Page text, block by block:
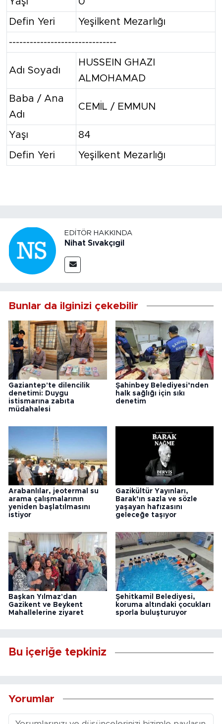
Defin Yeri Yeşilkent Mezarlığı
-------------------------------
Adı Soyadı
HUSSEIN GHAZI
ALMOHAMAD
Baba / Ana
Adı
CEMİL / EMMUN
Yaşı 84
Defin Yeri Yeşilkent Mezarlığı
EDITÖR HAKKINDA
Nihat Sıvakçıgil
Bunlar da ilginizi çekebilir
Gaziantep'te dilencilik
denetimi: Duygu
istismarına zabıta
müdahalesi
Şahinbey Belediyesi’nden
halk sağlığı için sıkı
denetim
Arabanlılar, jeotermal su
arama çalışmalarının
yeniden başlatılmasını
istiyor
Gazikültür Yayınları,
Barak’ın sazla ve sözle
yaşayan hafızasını
geleceğe taşıyor
Başkan Yılmaz'dan
Gazikent ve Beykent
Mahallelerine ziyaret
Şehitkamil Belediyesi,
koruma altındaki çocukları
sporla buluşturuyor
Bu içeriğe tepkiniz
Yorumlar